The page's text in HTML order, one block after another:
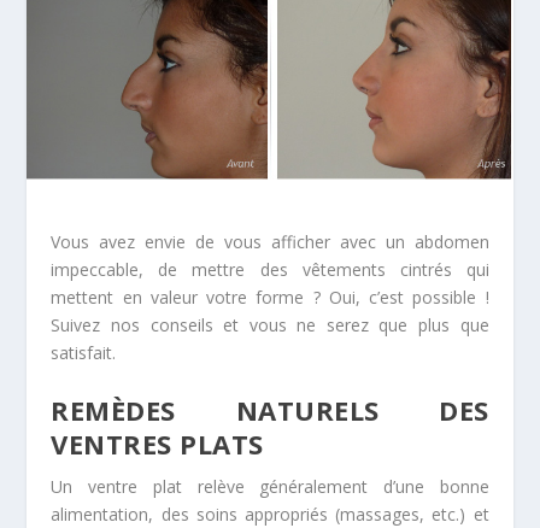
Vous avez envie de vous afficher avec un abdomen
impeccable, de mettre des vêtements cintrés qui
mettent en valeur votre forme ? Oui, c’est possible !
Suivez nos conseils et vous ne serez que plus que
satisfait.
REMÈDES NATURELS DES
VENTRES PLATS
Un ventre plat relève généralement d’une bonne
alimentation, des soins appropriés (massages, etc.) et